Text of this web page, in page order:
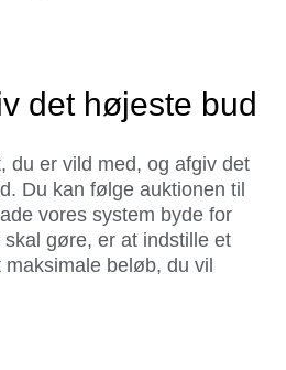
det højeste bud
du er vild med, og afgiv det
Du kan følge auktionen til
vores system byde for
skal gøre, er at indstille et
maksimale beløb, du vil